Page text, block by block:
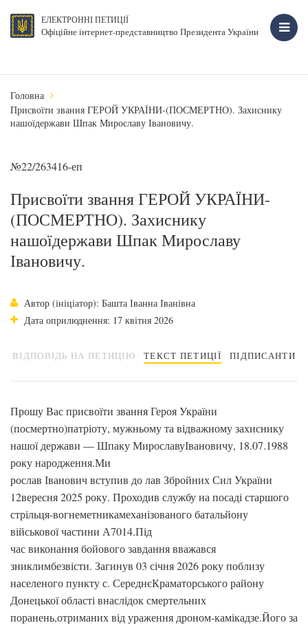
ЕЛЕКТРОННІ ПЕТИЦІЇ
Офіційне інтернет-представництво Президента України
Головна
Присвоїти звання ГЕРОЙ УКРАЇНИ-(ПОСМЕРТНО). Захиснику
нашоїдержави Шпак Мирославу Івановичу.
№22/263416-еп
Присвоїти звання ГЕРОЙ УКРАЇНИ-
(ПОСМЕРТНО). Захиснику
нашоїдержави Шпак Мирославу
Івановичу.
Автор (ініціатор): Башта Іванна Іванівна
Дата оприлюднення: 17 квітня 2026
ВІДПОВІДЬ НА ПЕТИЦІЮ ТЕКСТ ПЕТИЦІЇ ПІДПИСАНТИ
Прошу Вас присвоїти звання Героя України
(посмертно)патріоту, мужньому та відважному захиснику
нашої держави — Шпаку МирославуІвановичу, 18.07.1988
року народження.Ми
рослав Іванович вступив до лав Збройних Сил України
12вересня 2025 року. Проходив службу на посаді старшого
стрільця-вогнеметникамеханізованого батальйону
військової частини А7014.Під
час виконання бойового завдання вважався
зниклимбезвісти. Загинув 03 січня 2026 року поблизу
населеного пункту с. СереднєКраматорського району
Донецької області внаслідок смертельних
поранень,отриманих від ураження дроном-камікадзе.Його за